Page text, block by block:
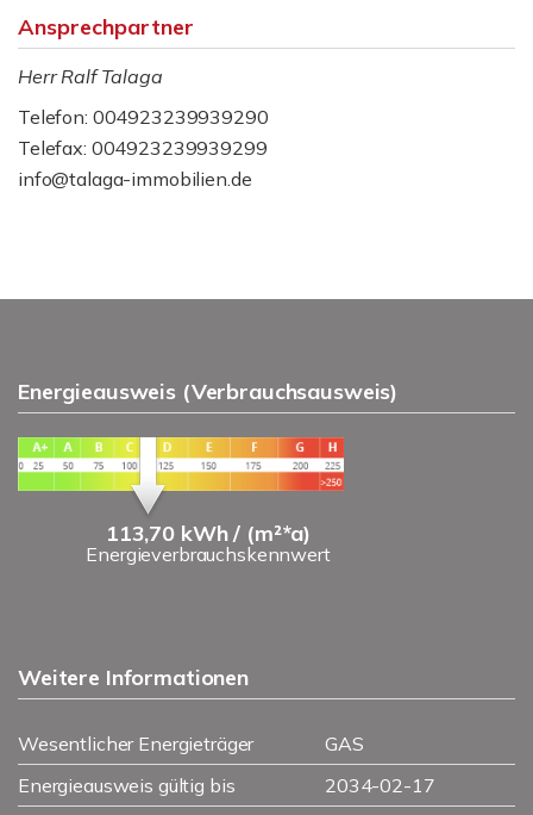
Ansprechpartner
Herr Ralf Talaga
Telefon: 004923239939290
Telefax: 004923239939299
info@talaga-immobilien.de
Energieausweis (Verbrauchsausweis)
113,70 kWh / (m²*a)
Energieverbrauchskennwert
Weitere Informationen
Wesentlicher Energieträger
GAS
Energieausweis gültig bis
2034-02-17